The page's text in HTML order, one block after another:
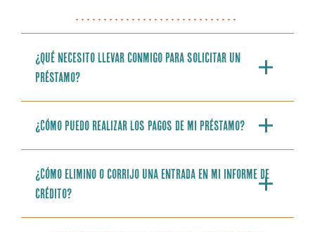
¿Qué necesito llevar conmigo para solicitar un
préstamo?
¿Cómo puedo realizar los pagos de mi préstamo?
¿Cómo elimino o corrijo una entrada en mi informe de
crédito?